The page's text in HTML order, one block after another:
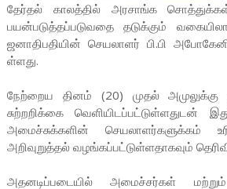
தேர்தல் காலத்தில் அரசாங்க
பயன்படுத்தப்படுவதை தடுக்கும்
ஜனாதிபதியின் செயலாளர் பி.பி
ள்ளது.
நேற்றைய தினம் (20) முதல்
சுற்றறிக்கை வெளியிடப்பட்டுள்ளதுடன்
அமைச்சுக்களின் செயலாளர்களுக்கம்
அறிவுறுத்தல் வழங்கப்பட்டுள்ளதாகவும்
அதனடிப்படையில் அமைச்சர்கள் மற்றும்